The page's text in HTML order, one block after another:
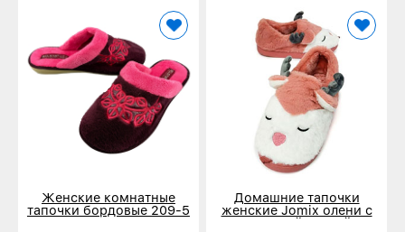
Женские комнатные
тапочки бордовые 209-5
Домашние тапочки
женские Jomix олени с
закрытой пяткой